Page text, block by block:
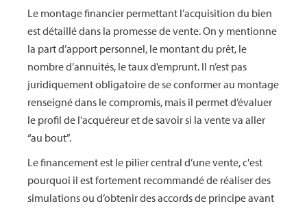
Le montage financier permettant l’acquisition du bien
est détaillé dans la promesse de vente. On y mentionne
la part d’apport personnel, le montant du prêt, le
nombre d’annuités, le taux d’emprunt. Il n’est pas
juridiquement obligatoire de se conformer au montage
renseigné dans le compromis, mais il permet d’évaluer
le profil de l’acquéreur et de savoir si la vente va aller
“au bout”.
Le financement est le pilier central d’une vente, c'est
pourquoi il est fortement recommandé de réaliser des
simulations ou d’obtenir des accords de principe avant